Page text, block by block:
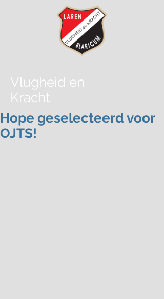
Vlugheid en
Kracht
Hope geselecteerd voor
OJTS!